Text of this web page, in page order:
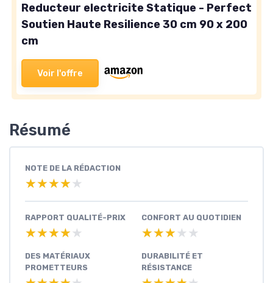
Reducteur electricite Statique - Perfect
Soutien Haute Resilience 30 cm 90 x 200
cm
Voir l'offre
Résumé
NOTE DE LA RÉDACTION
★★★★★
★★★★★
RAPPORT QUALITÉ-PRIX
★★★★★
★★★★★
CONFORT AU QUOTIDIEN
★★★★★
★★★★★
DES MATÉRIAUX
PROMETTEURS
DURABILITÉ ET
RÉSISTANCE